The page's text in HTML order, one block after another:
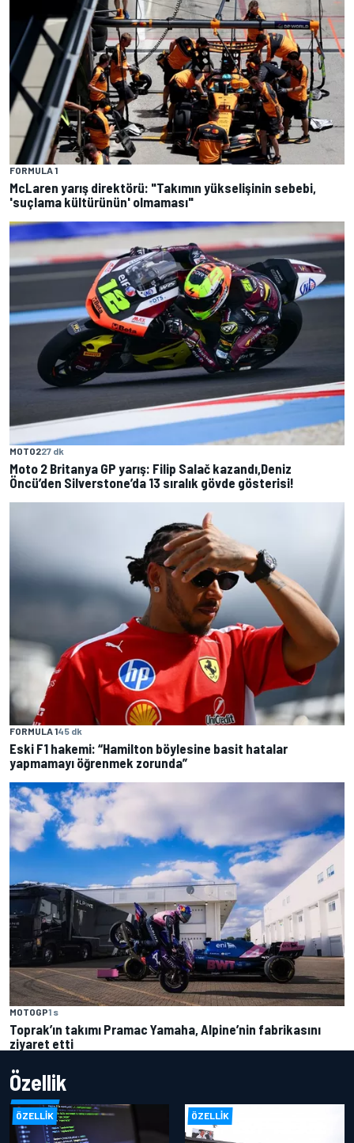
FORMULA 1
McLaren yarış direktörü: "Takımın yükselişinin sebebi,
'suçlama kültürünün' olmaması"
MOTO227 dk
Moto 2 Britanya GP yarış: Filip Salač kazandı,Deniz
Öncü’den Silverstone’da 13 sıralık gövde gösterisi!
FORMULA 145 dk
Eski F1 hakemi: “Hamilton böylesine basit hatalar
yapmamayı öğrenmek zorunda”
MOTOGP1 s
Toprak’ın takımı Pramac Yamaha, Alpine’nin fabrikasını
ziyaret etti
Özellik
ÖZELLIK ÖZELLIK